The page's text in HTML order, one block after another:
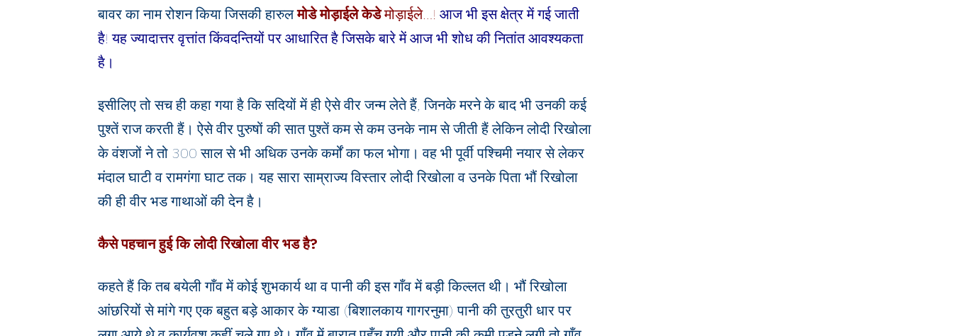
बावर का नाम रोशन किया जिसकी हारुलमोडे मोड़ाईले केडेमोड़ाईले…! आज भी इस क्षेत्र में गई जाती
है! यह ज्यादात्तर वृत्तांत किंवदन्तियों पर आधारित है जिसके बारे में आज भी शोध की नितांत आवश्यकता
है।
इसीलिए तो सच ही कहा गया है कि सदियों में ही ऐसे वीर जन्म लेते हैं, जिनके मरने के बाद भी उनकी कई
पुश्तें राज करती हैं। ऐसे वीर पुरुषों की सात पुश्तें कम से कम उनके नाम से जीती हैं लेकिन लोदी रिखोला
के वंशजों ने तो 300 साल से भी अधिक उनके कर्मों का फल भोगा। वह भी पूर्वी पश्चिमी नयार से लेकर
मंदाल घाटी व रामगंगा घाट तक। यह सारा साम्राज्य विस्तार लोदी रिखोला व उनके पिता भौं रिखोला
की ही वीर भड गाथाओं की देन है।
कैसे पहचान हुई कि लोदी रिखोला वीर भड है?
कहते हैं कि तब बयेली गाँव में कोई शुभकार्य था व पानी की इस गाँव में बड़ी किल्लत थी। भौं रिखोला
आंछरियों से मांगे गए एक बहुत बड़े आकार के ग्याडा (बिशालकाय गागरनुमा) पानी की तुरतुरी धार पर